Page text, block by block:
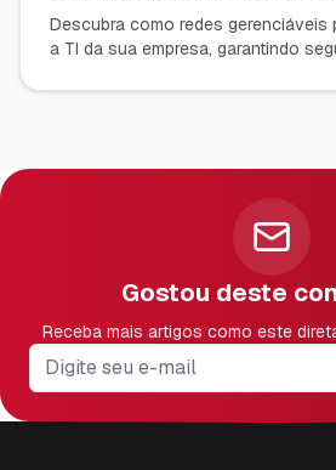
Inteligente com TP-Link
Descubra como redes gerenciáveis
a TI da sua empresa, garantindo
TP-Link Omada é a escolha ideal
Gostou deste
Receba mais artigos como este